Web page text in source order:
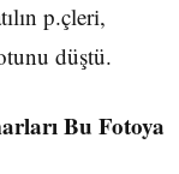
p.çleri,
düştü.
Bu Fotoya